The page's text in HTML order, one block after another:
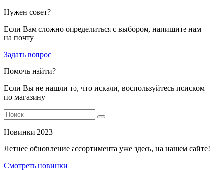
Нужен совет?
Если Вам сложно определиться с выбором, напишите нам
на почту
Задать вопрос
Помочь найти?
Если Вы не нашли то, что искали, воспользуйтесь поиском
по магазину
Новинки 2023
Летнее обновление ассортимента уже здесь, на нашем сайте!
Смотреть новинки